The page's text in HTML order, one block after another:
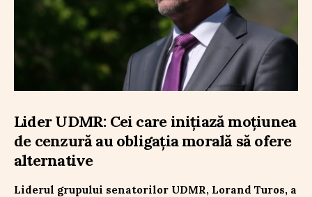
Lider UDMR: Cei care inițiază moțiunea
de cenzură au obligația morală să ofere
alternative
Liderul grupului senatorilor UDMR, Lorand Turos, a